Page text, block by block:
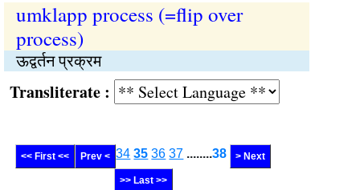
umklapp process (=flip over
process)
ऊद्वर्तन प्रक्रम
:
<< First << Prev < 34 35 36 37 ........38 > Next
>> Last >>